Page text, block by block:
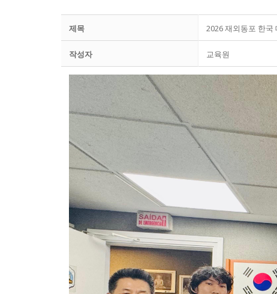
교육원 소개
교육원장 인사
교육원 연혁 및
주요업무소개
위치 및 연락처
한국어
한국어
한국어교실
한국어채택교
TOPIK
한국문화교실
한글학교
한글학교
한글학교 소개
한글학교 공지사
한글학교 행사
유학 및 취업
유학 및 취업
유학 및 취업
한국유학
모국유학
유학자료
현지 교육제도
알림마당
알림마당
공지사항
보도자료
행사사진
한국어
한국어
한국어
Português
제목 2026 재외동포 한국
작성자 교육원